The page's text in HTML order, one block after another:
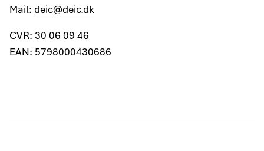
Mail: deic@deic.dk
CVR: 30 06 09 46
EAN: 5798000430686